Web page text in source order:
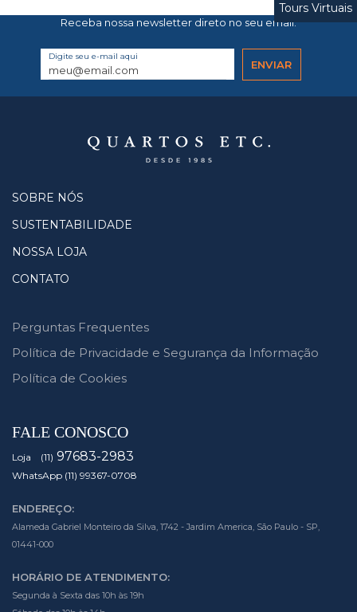
Receba nossa newsletter direto no seu email.
Digite seu e-mail aqui
SOBRE NÓS
SUSTENTABILIDADE
NOSSA LOJA
CONTATO
Perguntas Frequentes
Política de Privacidade e Segurança da Informação
Política de Cookies
FALE CONOSCO
Loja (11) 97683-2983
WhatsApp (11) 99367-0708
ENDEREÇO:
Alameda Gabriel Monteiro da Silva, 1742 - Jardim America, São Paulo - SP,
01441-000
HORÁRIO DE ATENDIMENTO:
Segunda à Sexta das 10h às 19h
Tours Virtuais